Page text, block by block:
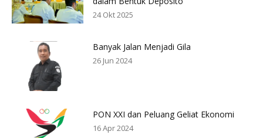
24 Okt 2025
Banyak Jalan Menjadi Gila
26 Jun 2024
PON XXI dan Peluang Geliat Ekonomi
16 Apr 2024